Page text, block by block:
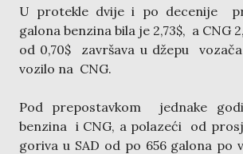
U protekle dvije i po decenije
galona benzina bila je 2,73$, a CNG
od 0,70$ završava u džepu
vozilo na CNG.
Pod prepostavkom jednake
benzina i CNG, a polazeći od
goriva u SAD od po 656 galona po